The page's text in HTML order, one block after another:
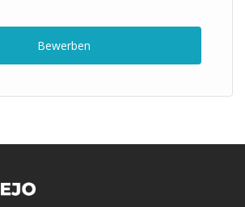
Bewerben